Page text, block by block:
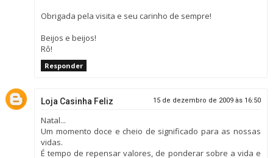
Obrigada pela visita e seu carinho de sempre!
Beijos e beijos!
Rô!
Responder
Loja Casinha Feliz 15 de dezembro de 2009 às 16:50
Natal...
Um momento doce e cheio de significado para as nossas
vidas.
É tempo de repensar valores, de ponderar sobre a vida e